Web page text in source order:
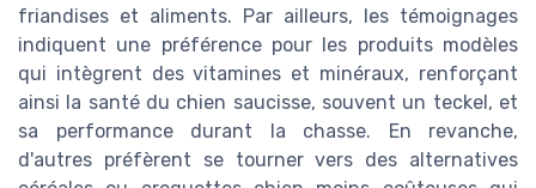
friandises et aliments. Par ailleurs, les témoignages
indiquent une préférence pour les produits modèles
qui intègrent des vitamines et minéraux, renforçant
ainsi la santé du chien saucisse, souvent un teckel, et
sa performance durant la chasse. En revanche,
d'autres préfèrent se tourner vers des alternatives